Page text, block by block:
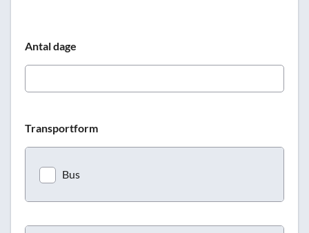
Antal dage
Transportform
Bus